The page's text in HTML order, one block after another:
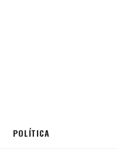
POLÍTICA